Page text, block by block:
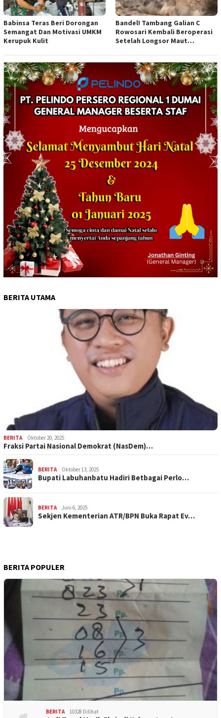
Babinsa Teras Beri Dorongan
Semangat Dan Motivasi UMKM
Kerupuk Kulit
Bandel! Tambang Galian C
Rowosari Kembali Beroperasi
Setelah Longsor Maut
BERITA UTAMA
BERITA Oktober 20, 2025
Fraksi Partai Nasional Demokrat (NasDem)…
BERITA Oktober 13, 2025
Bupati Labuhanbatu Hadiri Betbagai Perlo…
BERITA Juni 6, 2025
Sekjen Kementerian ATR/BPN Buka Rapat Ev…
BERITA POPULER
BERITA 10328 Dilihat